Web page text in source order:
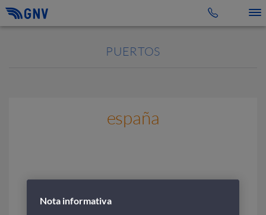
PUERTOS
españa
Nota informativa